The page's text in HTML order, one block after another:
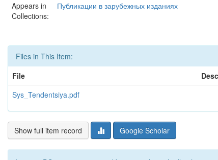
Appears in
Collections:
Публикации в зарубежных изданиях
Files in This Item:
File
Sys_Tendentsiya.pdf
Show full item record Google Scholar